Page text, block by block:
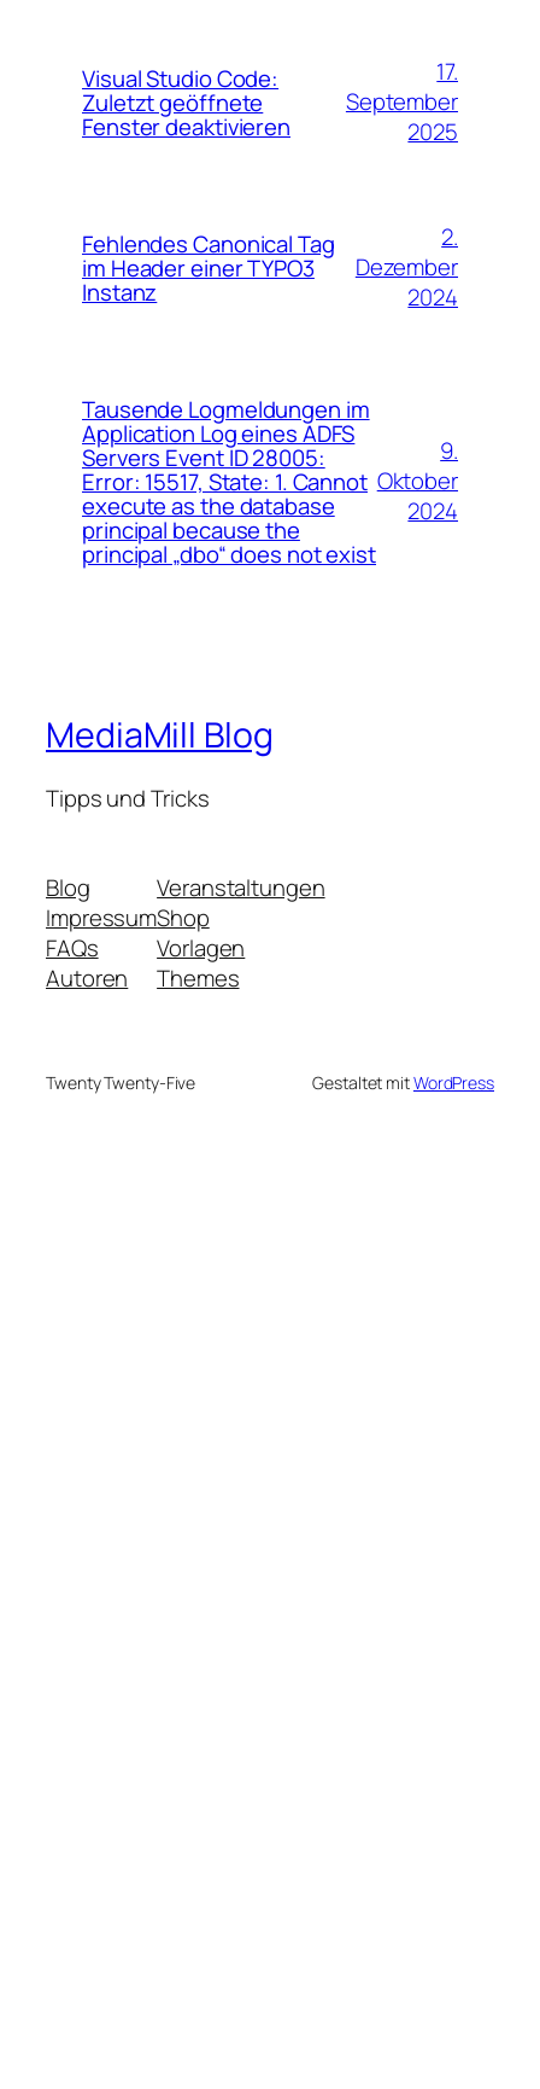
Visual Studio Code:
Zuletzt geöffnete
Fenster deaktivieren
17.
September
2025
Fehlendes Canonical Tag
im Header einer TYPO3
Instanz
2.
Dezember
2024
Tausende Logmeldungen im
Application Log eines ADFS
Servers Event ID 28005:
Error: 15517, State: 1. Cannot
execute as the database
principal because the
principal „dbo“ does not exist
9.
Oktober
2024
MediaMill Blog
Tipps und Tricks
Blog
Impressum
FAQs
Autoren
Veranstaltungen
Shop
Vorlagen
Themes
Twenty Twenty-Five Gestaltet mitWordPress